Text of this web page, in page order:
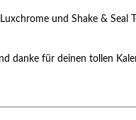
und Shake & Seal
danke für deinen tollen